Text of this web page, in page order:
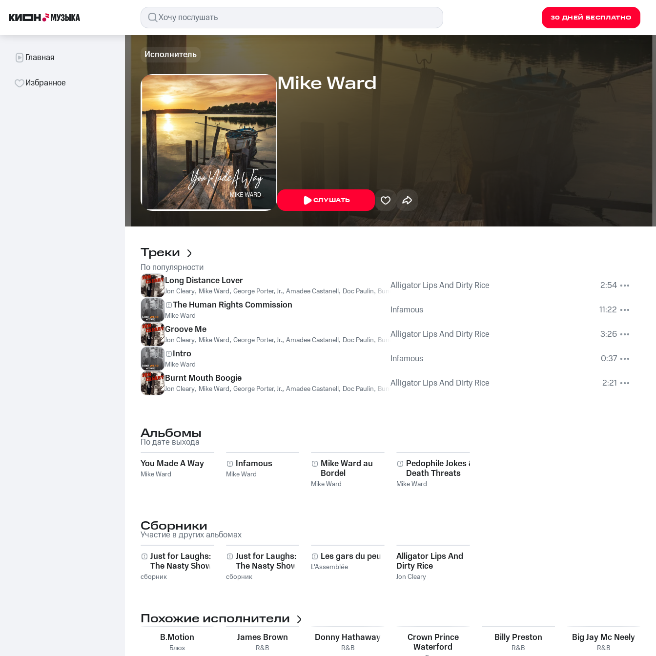
30 ДНЕЙ БЕСПЛАТНО
Главная
Избранное
Исполнитель
Mike Ward
СЛУШАТЬ
Треки
По популярности
Long Distance Lover
Jon Cleary, Mike Ward, George Porter, Jr., Amadee Castanell, Doc Paulin, Bunchie Johnson
Alligator Lips And Dirty Rice
2:54
The Human Rights Commission
Mike Ward Infamous
11:22
Groove Me
Jon Cleary, Mike Ward, George Porter, Jr., Amadee Castanell, Doc Paulin, Bunchie Johnson
Alligator Lips And Dirty Rice
3:26
Intro
Mike Ward Infamous
0:37
Burnt Mouth Boogie
Jon Cleary, Mike Ward, George Porter, Jr., Amadee Castanell, Doc Paulin, Bunchie Johnson
Alligator Lips And Dirty Rice 2:21
Альбомы
По дате выхода
You Made A Way
Mike Ward
Infamous
Mike Ward
Mike Ward au
Bordel
Mike Ward
Pedophile Jokes &
Death Threats
Mike Ward
Сборники
Участие в других альбомах
Just for Laughs:
The Nasty Show,
Vol. 1
сборник
Just for Laughs:
The Nasty Show,
Vol. 2
сборник
Les gars du peuple
L'Assemblée
Alligator Lips And
Dirty Rice
Jon Cleary
Похожие исполнители
B.Motion
Блюз
James Brown
R&B
Donny Hathaway
R&B
Crown Prince
Waterford
Billy Preston
R&B
Big Jay Mc Neely
R&B